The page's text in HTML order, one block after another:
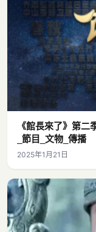
《館長來了》第
_節目_文物_傳播
2025年1月21日